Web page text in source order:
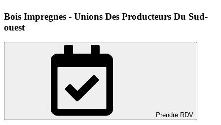
Bois Impregnes - Unions Des Producteurs Du Sud-
ouest
Prendre RDV